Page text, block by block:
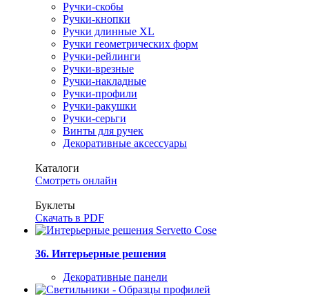
Ручки-скобы
Ручки-кнопки
Ручки длинные XL
Ручки геометрических форм
Ручки-рейлинги
Ручки-врезные
Ручки-накладные
Ручки-профили
Ручки-ракушки
Ручки-серьги
Винты для ручек
Декоративные аксессуары
Каталоги
Смотреть онлайн
Буклеты
Скачать в PDF
36. Интерьерные решения
Декоративные панели